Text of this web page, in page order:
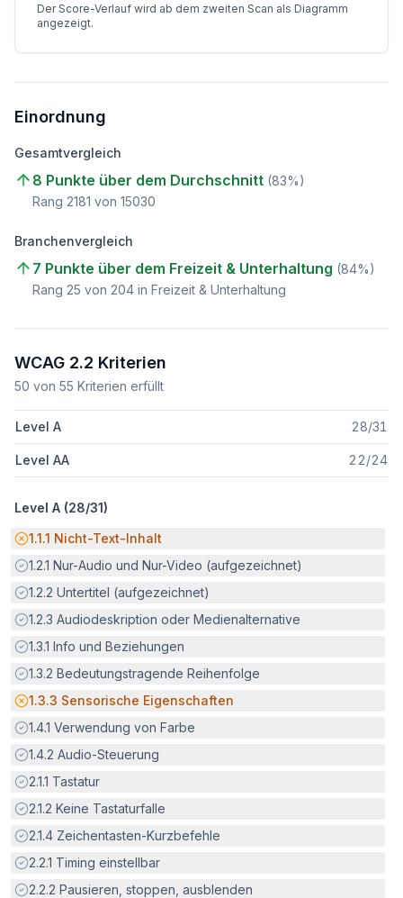
Der Score-Verlauf wird ab dem zweiten Scan als Diagramm
angezeigt.
Einordnung
Gesamtvergleich
8 Punkte über dem Durchschnitt (83%)
Rang 2181 von 15030
Branchenvergleich
7 Punkte über dem Freizeit & Unterhaltung (84%)
Rang 25 von 204 in Freizeit & Unterhaltung
WCAG 2.2 Kriterien
50 von 55 Kriterien erfüllt
Level A 28/31
Level AA 22/24
Level A (28/31)
Potenzielle Barriere:
1.1.1 Nicht-Text-Inhalt
Erfüllt:
1.2.1 Nur-Audio und Nur-Video (aufgezeichnet)
Erfüllt:
1.2.2 Untertitel (aufgezeichnet)
Erfüllt:
1.2.3 Audiodeskription oder Medienalternative
Erfüllt:
1.3.1 Info und Beziehungen
Erfüllt:
1.3.2 Bedeutungstragende Reihenfolge
Potenzielle Barriere:
1.3.3 Sensorische Eigenschaften
Erfüllt:
1.4.1 Verwendung von Farbe
Erfüllt:
1.4.2 Audio-Steuerung
Erfüllt:
2.1.1 Tastatur
Erfüllt:
2.1.2 Keine Tastaturfalle
Erfüllt:
2.1.4 Zeichentasten-Kurzbefehle
Erfüllt:
2.2.1 Timing einstellbar
Erfüllt:
2.2.2 Pausieren, stoppen, ausblenden